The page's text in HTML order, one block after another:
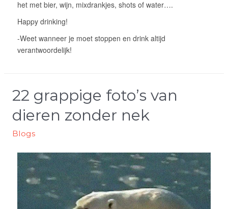
22 grappige foto’s van
dieren zonder nek
Blogs